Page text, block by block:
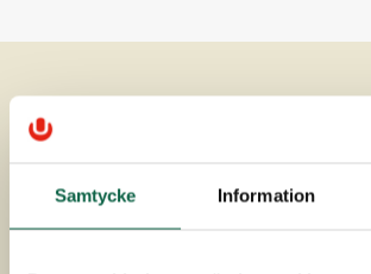
Samtycke Information
Om Unigraphics
Historia
FAQ